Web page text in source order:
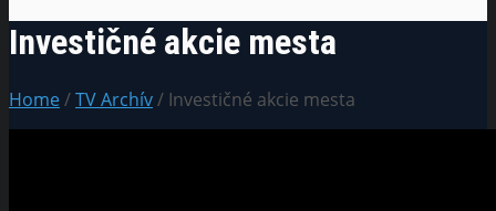
Investičné akcie mesta
Home/TV Archív/ Investičné akcie mesta